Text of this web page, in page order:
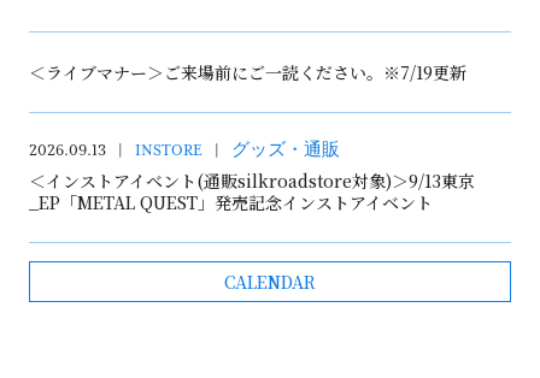
＜ライブマナー＞ご来場前にご一読ください。※7/19更新
2026.09.13 INSTORE グッズ・通販
＜インストアイベント(通販silkroadstore対象)＞9/13東京
_EP「METAL QUEST」発売記念インストアイベント
CALENDAR